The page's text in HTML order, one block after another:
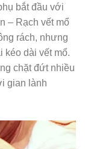
bắt đầu với
– Rạch vết mổ
rách, nhưng
kéo dài vết mổ.
chặt đứt nhiều
gian lành